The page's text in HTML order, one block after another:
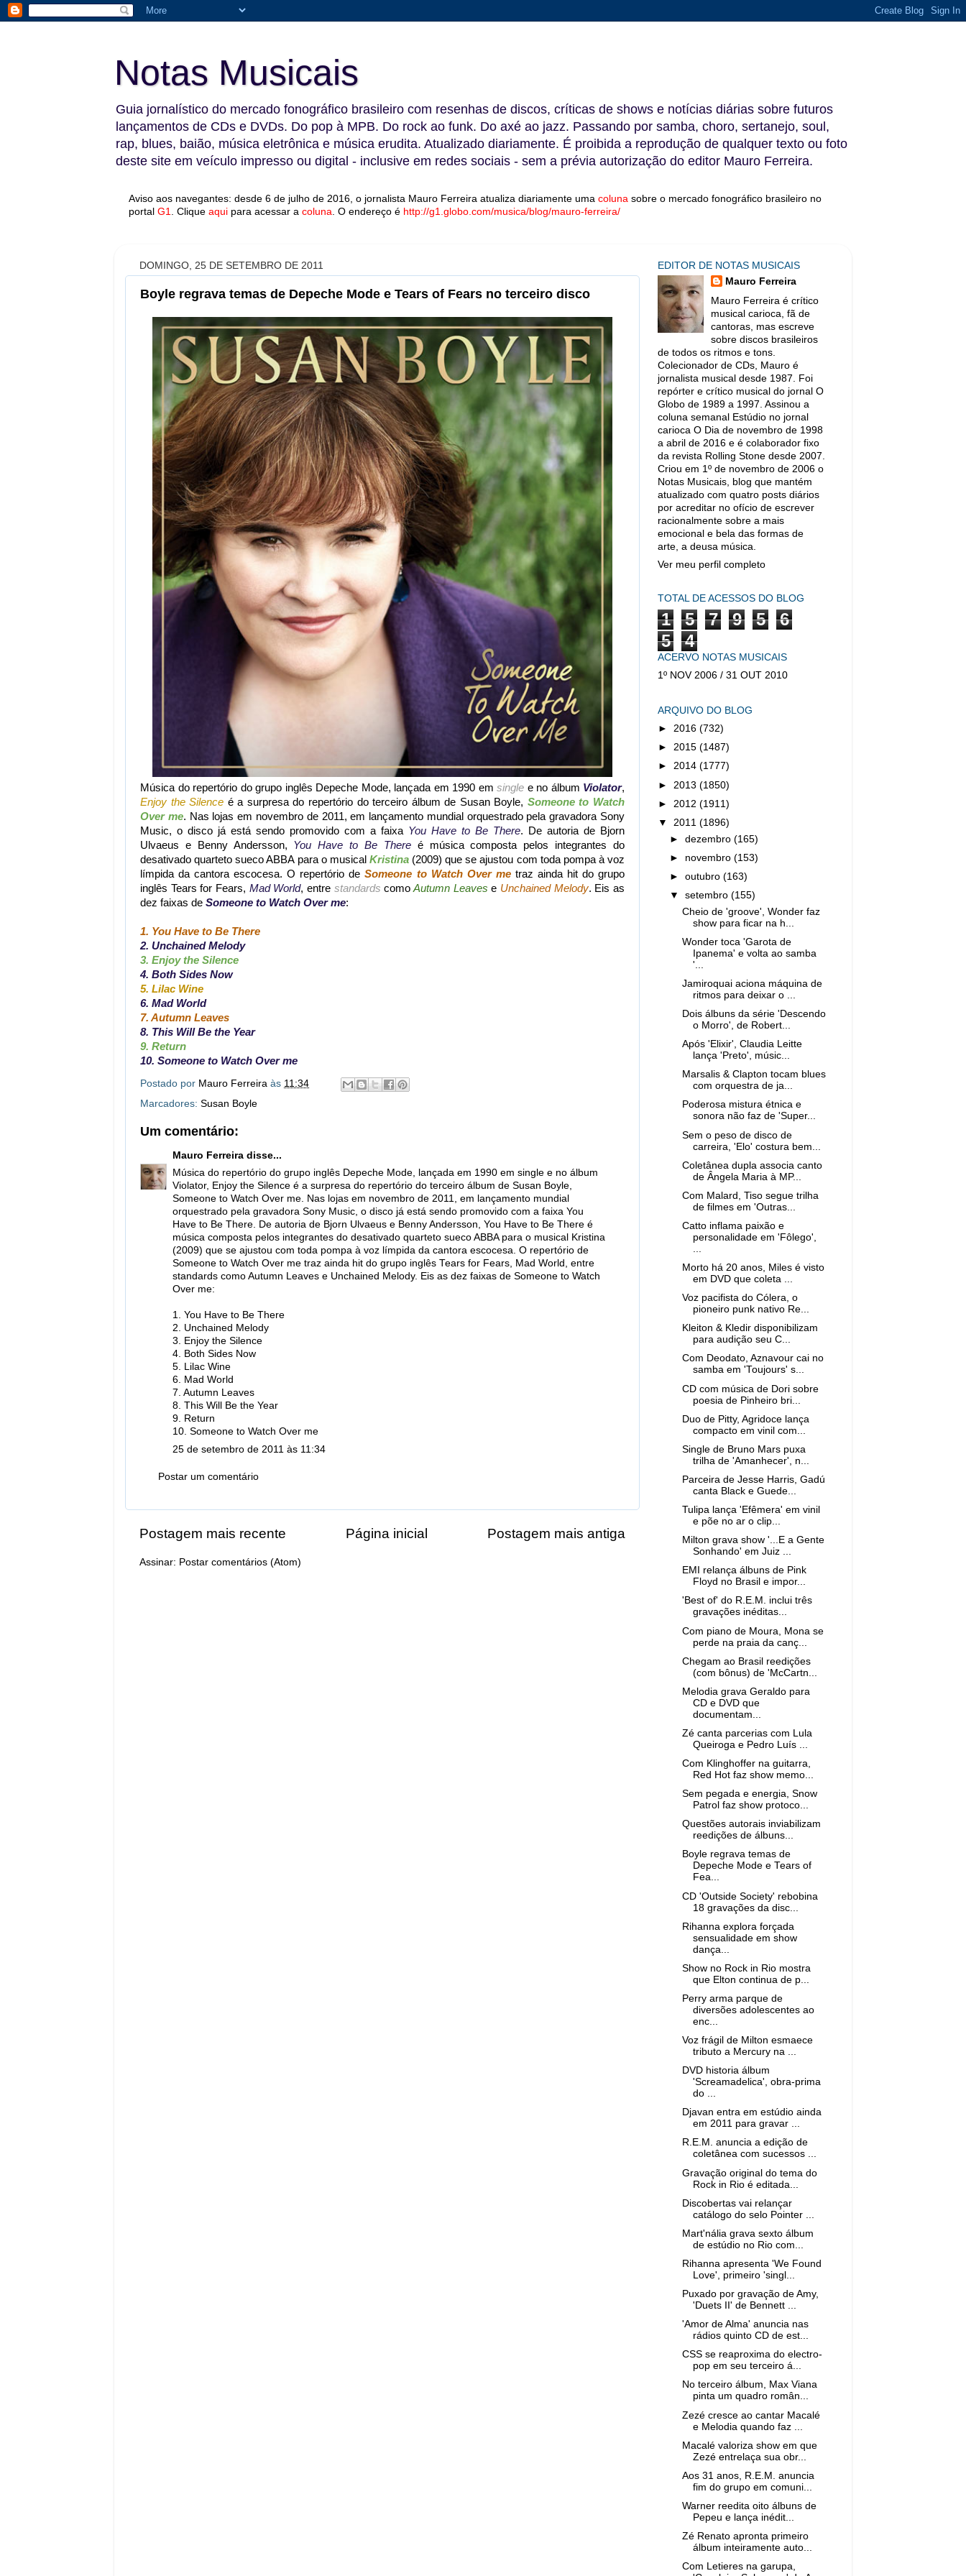
Notas Musicais
Guia jornalístico do mercado fonográfico brasileiro com resenhas de discos, críticas de shows e notícias diárias sobre futuros
lançamentos de CDs e DVDs. Do pop à MPB. Do rock ao funk. Do axé ao jazz. Passando por samba, choro, sertanejo, soul,
rap, blues, baião, música eletrônica e música erudita. Atualizado diariamente. É proibida a reprodução de qualquer texto ou foto
deste site em veículo impresso ou digital - inclusive em redes sociais - sem a prévia autorização do editor Mauro Ferreira.
Aviso aos navegantes: desde 6 de julho de 2016, o jornalista Mauro Ferreira atualiza diariamente uma coluna sobre o mercado fonográfico brasileiro no
portal G1 Clique aqui para acessar a coluna O endereço é http://g1.globo.com/musica/blog/mauro-ferreira/
DOMINGO, 25 DE SETEMBRO DE 2011
Boyle regrava temas de Depeche Mode e Tears of Fears no terceiro disco
Música do repertório do grupo inglês Depeche Mode, lançada em 1990 em single e no álbum Violator,
Enjoy the Silence é a surpresa do repertório do terceiro álbum de Susan Boyle, Someone to Watch
Over me. Nas lojas em novembro de 2011, em lançamento mundial orquestrado pela gravadora Sony
Music, o disco já está sendo promovido com a faixa You Have to Be There. De autoria de Bjorn
Ulvaeus e Benny Andersson, You Have to Be Thereé música composta pelos integrantes do
desativado quarteto sueco ABBA para o musical Kristina(2009) que se ajustou com toda pompa à voz
límpida da cantora escocesa. O repertório deSomeone to Watch Over metraz ainda hit do grupo
inglês Tears for Fears, Mad World, entre standards como Autumn Leaves e Unchained Melody. Eis as
dez faixas de Someone to Watch Over me:
1. You Have to Be There
2. Unchained Melody
3. Enjoy the Silence
4. Both Sides Now
5. Lilac Wine
6. Mad World
7. Autumn Leaves
8. This Will Be the Year
9. Return
10. Someone to Watch Over me
Postado por Mauro Ferreira às 11:34
Marcadores: Susan Boyle
Um comentário:
Mauro Ferreira disse...
Música do repertório do grupo inglês Depeche Mode, lançada em 1990 em single e no álbum
Violator, Enjoy the Silence é a surpresa do repertório do terceiro álbum de Susan Boyle,
Someone to Watch Over me. Nas lojas em novembro de 2011, em lançamento mundial
orquestrado pela gravadora Sony Music, o disco já está sendo promovido com a faixa You
Have to Be There. De autoria de Bjorn Ulvaeus e Benny Andersson, You Have to Be There é
música composta pelos integrantes do desativado quarteto sueco ABBA para o musical Kristina
(2009) que se ajustou com toda pompa à voz límpida da cantora escocesa. O repertório de
Someone to Watch Over me traz ainda hit do grupo inglês Tears for Fears, Mad World, entre
standards como Autumn Leaves e Unchained Melody. Eis as dez faixas de Someone to Watch
Over me:
1. You Have to Be There
2. Unchained Melody
3. Enjoy the Silence
4. Both Sides Now
5. Lilac Wine
6. Mad World
7. Autumn Leaves
8. This Will Be the Year
9. Return
10. Someone to Watch Over me
25 de setembro de 2011 às 11:34
Postar um comentário
Postagem mais recente Postagem mais antiga
Página inicial
Assinar: Postar comentários (Atom)
EDITOR DE NOTAS MUSICAIS
Mauro Ferreira
Mauro Ferreira é crítico
musical carioca, fã de
cantoras, mas escreve
sobre discos brasileiros
de todos os ritmos e tons.
Colecionador de CDs, Mauro é
jornalista musical desde 1987. Foi
repórter e crítico musical do jornal O
Globo de 1989 a 1997. Assinou a
coluna semanal Estúdio no jornal
carioca O Dia de novembro de 1998
a abril de 2016 e é colaborador fixo
da revista Rolling Stone desde 2007.
Criou em 1º de novembro de 2006 o
Notas Musicais, blog que mantém
atualizado com quatro posts diários
por acreditar no ofício de escrever
racionalmente sobre a mais
emocional e bela das formas de
arte, a deusa música.
Ver meu perfil completo
TOTAL DE ACESSOS DO BLOG
1 5 7 9 5
6
5
4
ACERVO NOTAS MUSICAIS
1º NOV 2006 / 31 OUT 2010
ARQUIVO DO BLOG
► 2016 (732)
► 2015 (1487)
► 2014 (1777)
► 2013 (1850)
► 2012 (1911)
▼ 2011 (1896)
►dezembro(165)
► novembro(153)
►outubro(163)
▼setembro(155)
Cheio de 'groove', Wonder faz
show para ficar na h...
Wonder toca 'Garota de
Ipanema' e volta ao samba
'...
Jamiroquai aciona máquina de
ritmos para deixar o ...
Dois álbuns da série 'Descendo
o Morro', de Robert...
Após 'Elixir', Claudia Leitte
lança 'Preto', músic...
Marsalis & Clapton tocam blues
com orquestra de ja...
Poderosa mistura étnica e
sonora não faz de 'Super...
Sem o peso de disco de
carreira, 'Elo' costura bem...
Coletânea dupla associa canto
de Ângela Maria à MP...
Com Malard, Tiso segue trilha
de filmes em 'Outras...
Catto inflama paixão e
personalidade em 'Fôlego',
Morto há 20 anos, Miles é visto
em DVD que coleta ...
Voz pacifista do Cólera, o
pioneiro punk nativo Re...
Kleiton & Kledir disponibilizam
para audição seu C...
Com Deodato, Aznavour cai no
samba em 'Toujours' s...
CD com música de Dori sobre
poesia de Pinheiro bri...
Duo de Pitty, Agridoce lança
compacto em vinil com...
Single de Bruno Mars puxa
trilha de 'Amanhecer', n...
Parceira de Jesse Harris, Gadú
canta Black e Guede...
Tulipa lança 'Efêmera' em vinil
e põe no ar o clip...
Milton grava show '...E a Gente
Sonhando' em Juiz ...
EMI relança álbuns de Pink
Floyd no Brasil e impor...
'Best of' do R.E.M. inclui três
gravações inéditas...
Com piano de Moura, Mona se
perde na praia da canç...
Chegam ao Brasil reedições
(com bônus) de 'McCartn...
Melodia grava Geraldo para
CD e DVD que
documentam...
Zé canta parcerias com Lula
Queiroga e Pedro Luís ...
Com Klinghoffer na guitarra,
Red Hot faz show memo...
Sem pegada e energia, Snow
Patrol faz show protoco...
Questões autorais inviabilizam
reedições de álbuns...
Boyle regrava temas de
Depeche Mode e Tears of
Fea...
CD 'Outside Society' rebobina
18 gravações da disc...
Rihanna explora forçada
sensualidade em show
dança...
Show no Rock in Rio mostra
que Elton continua de p...
Perry arma parque de
diversões adolescentes ao
enc...
Voz frágil de Milton esmaece
tributo a Mercury na ...
DVD historia álbum
'Screamadelica', obra-prima
do ...
Djavan entra em estúdio ainda
em 2011 para gravar ...
R.E.M. anuncia a edição de
coletânea com sucessos ...
Gravação original do tema do
Rock in Rio é editada...
Discobertas vai relançar
catálogo do selo Pointer ...
Mart'nália grava sexto álbum
de estúdio no Rio com...
Rihanna apresenta 'We Found
Love', primeiro 'singl...
Puxado por gravação de Amy,
'Duets II' de Bennett ...
'Amor de Alma' anuncia nas
rádios quinto CD de est...
CSS se reaproxima do electro-
pop em seu terceiro á...
No terceiro álbum, Max Viana
pinta um quadro român...
Zezé cresce ao cantar Macalé
e Melodia quando faz ...
Macalé valoriza show em que
Zezé entrelaça sua obr...
Aos 31 anos, R.E.M. anuncia
fim do grupo em comuni...
Warner reedita oito álbuns de
Pepeu e lança inédit...
Zé Renato apronta primeiro
álbum inteiramente auto...
Com Letieres na garupa,